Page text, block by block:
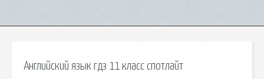
Английский язык гдз 11 класс спотлайт